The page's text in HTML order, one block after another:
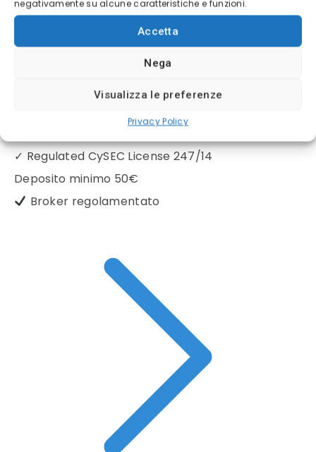
negativamente su alcune caratteristiche e funzioni.
Accetta
Nega
Visualizza le preferenze
Privacy Policy
✓ Regulated CySEC License 247/14
Deposito minimo 50€
Broker regolamentato